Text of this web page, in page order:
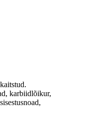
karbiidlõikur,